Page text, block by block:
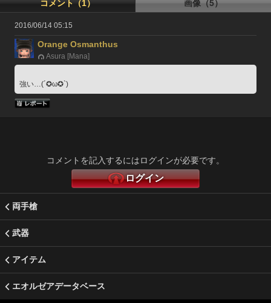
コメント（1） 画像（5）
2016/06/14 05:15
Orange Osmanthus
Asura [Mana]
強い…(´✪ω✪`)
コメントを記入するにはログインが必要です。
ログイン
両手槍
武器
アイテム
エオルゼアデータベース